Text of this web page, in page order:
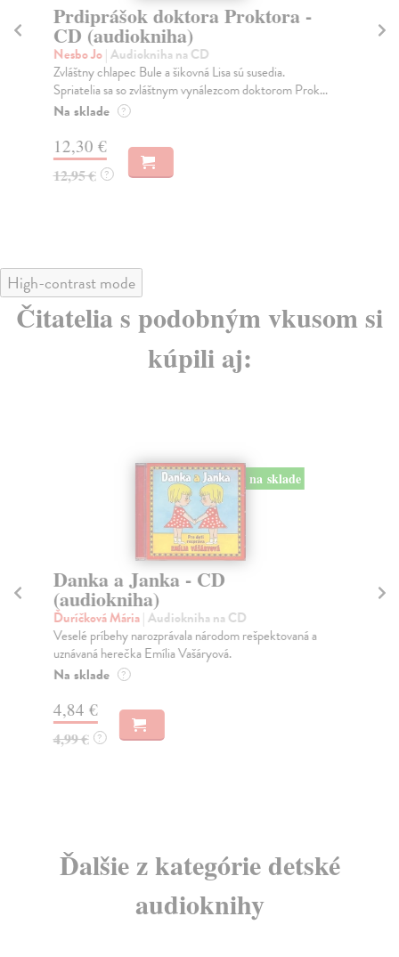
Prdiprášok doktora Proktora -
CD (audiokniha)
Nesbo Jo| Audiokniha na CD
Zvláštny chlapec Bule a šikovná Lisa sú susedia.
Spriatelia sa so zvláštnym vynálezcom doktorom Prok...
Na sklade ?
12,30 €
12,95 € ?
High-contrast mode
Čitatelia s podobným vkusom si
kúpili aj:
na sklade
Danka a Janka - CD
(audiokniha)
Ďuríčková Mária| Audiokniha na CD
Veselé príbehy narozprávala národom rešpektovaná a
uznávaná herečka Emília Vašáryová.
Na sklade ?
4,84 €
4,99 € ?
Ďalšie z kategórie detské
audioknihy